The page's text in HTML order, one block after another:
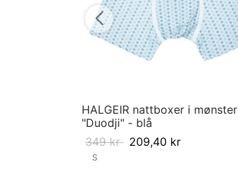
HALGEIR nattboxer i mønster
"Duodji" - blå
349kr 209,40 kr
S